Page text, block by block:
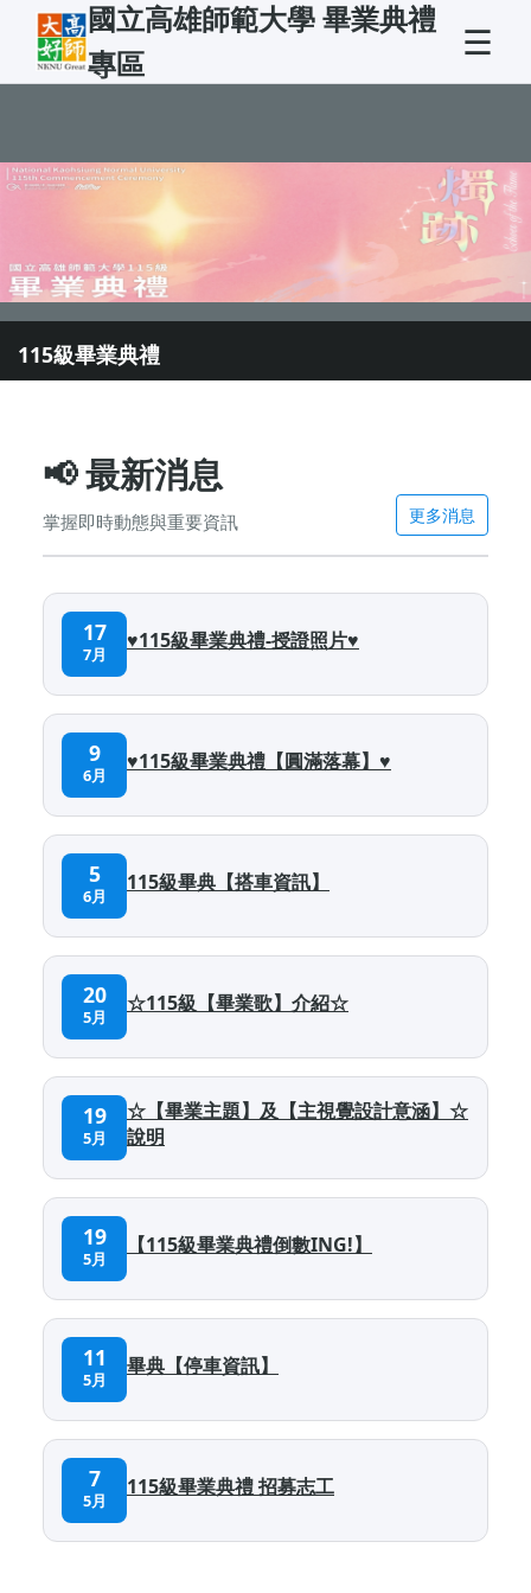
國立高雄師範大學 畢業典禮
專區
☰
115級畢業典禮
📢最新消息
掌握即時動態與重要資訊 更多消息
17
7月
♥115級畢業典禮-授證照片♥
9
6月
♥115級畢業典禮【圓滿落幕】♥
5
6月
115級畢典【搭車資訊】
20
5月
☆115級【畢業歌】介紹☆
19
5月
☆【畢業主題】及【主視覺設計意涵】☆
說明
19
5月
【115級畢業典禮倒數ING!】
11
5月
畢典【停車資訊】
7
5月
115級畢業典禮 招募志工